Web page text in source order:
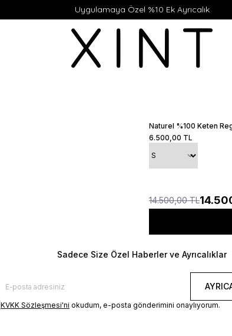
Uygulamaya Özel %10 Ek Ayrıcalık
Naturel %100 Keten
6.500,00 TL
14.500,00TL
Sadece Size Özel Haberler ve Ayrıcalıklar
KVKK Sözleşmesi'ni okudum, e-posta gönderimini onaylıyorum.